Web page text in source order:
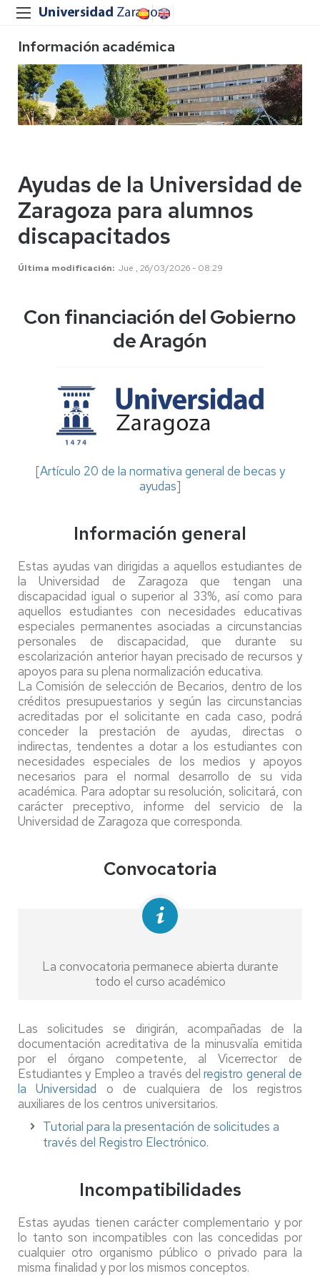
Información académica
Ayudas de la Universidad de
Zaragoza para alumnos
discapacitados
Última modificación Jue , 26/03/2026 - 08:29
Con financiación del Gobierno
de Aragón
[Artículo 20 de la normativa general de becas y
ayudas]
Información general
Estas ayudas van dirigidas a aquellos estudiantes de
la Universidad de Zaragoza que tengan una
discapacidad igual o superior al 33%, así como para
aquellos estudiantes con necesidades educativas
especiales permanentes asociadas a circunstancias
personales de discapacidad, que durante su
escolarización anterior hayan precisado de recursos y
apoyos para su plena normalización educativa.
La Comisión de selección de Becarios, dentro de los
créditos presupuestarios y según las circunstancias
acreditadas por el solicitante en cada caso, podrá
conceder la prestación de ayudas, directas o
indirectas, tendentes a dotar a los estudiantes con
necesidades especiales de los medios y apoyos
necesarios para el normal desarrollo de su vida
académica. Para adoptar su resolución, solicitará, con
carácter preceptivo, informe del servicio de la
Universidad de Zaragoza que corresponda.
Convocatoria
La convocatoria permanece abierta durante
todo el curso académico
Las solicitudes se dirigirán, acompañadas de la
documentación acreditativa de la minusvalía emitida
por el órgano competente, al Vicerrector de
Estudiantes y Empleo a través delregistro general de
la Universidad o de cualquiera de los registros
auxiliares de los centros universitarios.
Tutorial para la presentación de solicitudes a
través del Registro Electrónico.
Incompatibilidades
Estas ayudas tienen carácter complementario y por
lo tanto son incompatibles con las concedidas por
cualquier otro organismo público o privado para la
misma finalidad y por los mismos conceptos.